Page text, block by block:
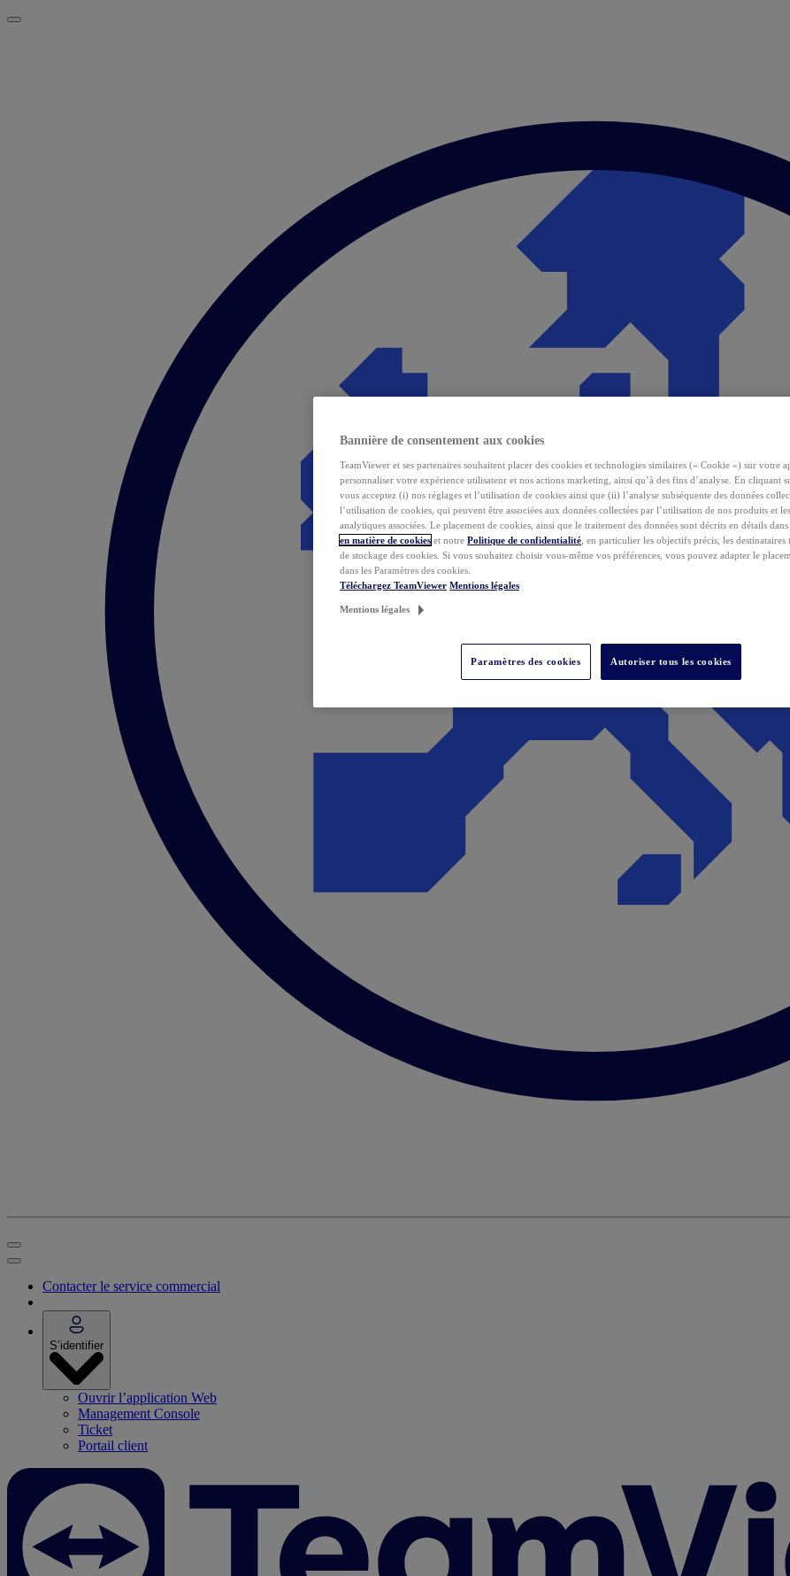
Contacter le service commercial
S’identifier
Ouvrir l’application Web
Management Console
Ticket
Portail client
Bannière de consentement aux cookies
TeamViewer et ses partenaires souhaitent placer des cookies et technologies similaires (« Cookie ») sur votre
personnaliser votre expérience utilisateur et nos actions marketing, ainsi qu’à des fins d’analyse. En cliquant
vous acceptez (i) nos réglages et l’utilisation de cookies ainsi que (ii) l’analyse subséquente des données
l’utilisation de cookies, qui peuvent être associées aux données collectées par l’utilisation de nos produits et
analytiques associées. Le placement de cookies, ainsi que le traitement des données sont décrits en détails
en matière de cookies et notre Politique de confidentialité , en particulier les objectifs précis, les destinataires
de stockage des cookies. Si vous souhaitez choisir vous-même vos préférences, vous pouvez adapter le
dans les Paramètres des cookies.
Téléchargez TeamViewer Mentions légales
Mentions légales
Paramètres des cookies Autoriser tous les cookies